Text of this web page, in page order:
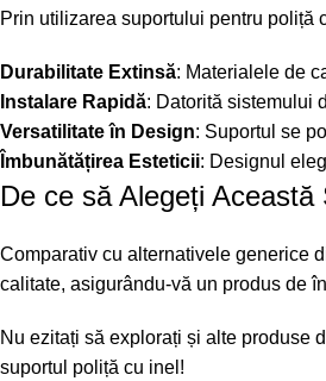
Prin utilizarea suportului pentru poliță
Durabilitate Extinsă: Materialele de
Instalare Rapidă: Datorită sistemului
Versatilitate în Design: Suportul se
Îmbunătățirea Esteticii: Designul
De ce să Alegeți Această
Comparativ cu alternativele generice
calitate, asigurându-vă un produs de
Nu ezitați să explorați și alte produse
suportul poliță cu inel!